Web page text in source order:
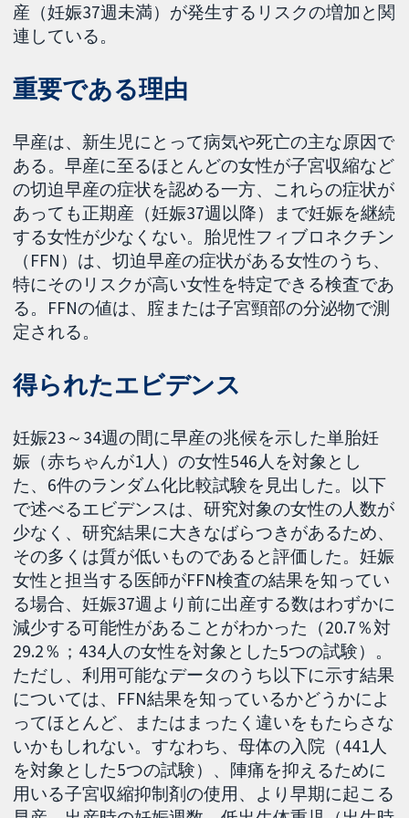
産（妊娠37週未満）が発生するリスクの増加と関
連している。
重要である理由
早産は、新生児にとって病気や死亡の主な原因で
ある。早産に至るほとんどの女性が子宮収縮など
の切迫早産の症状を認める一方、これらの症状が
あっても正期産（妊娠37週以降）まで妊娠を継続
する女性が少なくない。胎児性フィブロネクチン
（FFN）は、切迫早産の症状がある女性のうち、
特にそのリスクが高い女性を特定できる検査であ
る。FFNの値は、腟または子宮頸部の分泌物で測
定される。
得られたエビデンス
妊娠23～34週の間に早産の兆候を示した単胎妊
娠（赤ちゃんが1人）の女性546人を対象とし
た、6件のランダム化比較試験を見出した。以下
で述べるエビデンスは、研究対象の女性の人数が
少なく、研究結果に大きなばらつきがあるため、
その多くは質が低いものであると評価した。妊娠
女性と担当する医師がFFN検査の結果を知ってい
る場合、妊娠37週より前に出産する数はわずかに
減少する可能性があることがわかった（20.7％対
29.2％；434人の女性を対象とした5つの試験）。
ただし、利用可能なデータのうち以下に示す結果
については、FFN結果を知っているかどうかによ
ってほとんど、またはまったく違いをもたらさな
いかもしれない。すなわち、母体の入院（441人
を対象とした5つの試験）、陣痛を抑えるために
用いる子宮収縮抑制剤の使用、より早期に起こる